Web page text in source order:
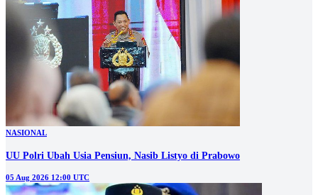
NASIONAL
Padamkan Karhutla Bromo, BPBD Jatim Terjunkan Drone Water
06 Aug 2026 04:00 UTC